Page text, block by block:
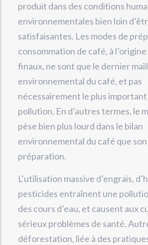
produit dans des conditions
environnementales bien loin
satisfaisantes. Les modes de
consommation de café, à
finaux, ne sont que le dernier
environnemental du café, et pas
nécessairement le plus
pollution. En d’autres termes, le
pèse bien plus lourd dans le bilan
environnemental du café que
préparation.
L’utilisation massive d’engrais,
pesticides entraînent une
des cours d’eau, et causent aux
sérieux problèmes de santé.
déforestation, liée à des